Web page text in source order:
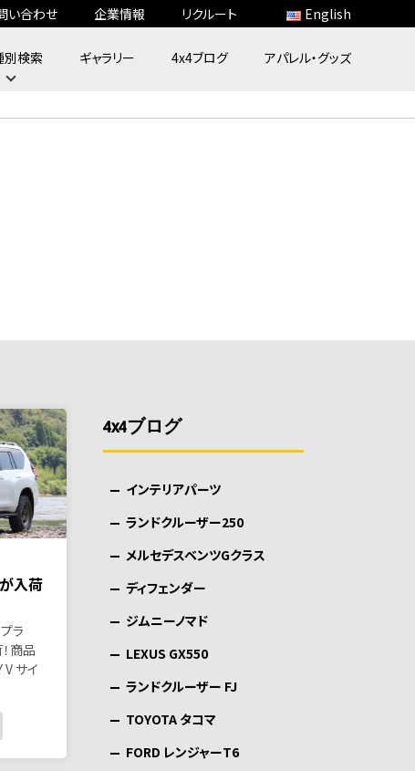
別検索 ギャラリー 4x4ブログ アパレル・グッズ
い合わせ 企業情報 リクルート English
入荷
ラ
商品
サイ
4x4ブログ
インテリアパーツ
ランドクルーザー250
メルセデスベンツGクラス
ディフェンダー
ジムニーノマド
LEXUS GX550
ランドクルーザー FJ
TOYOTA タコマ
FORD レンジャーT6